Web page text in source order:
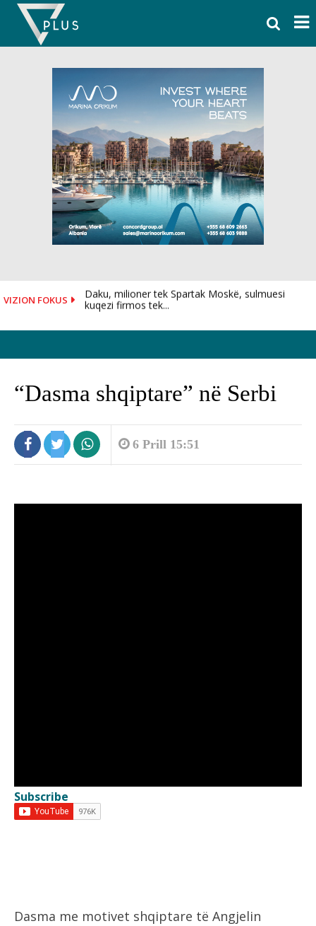
Skip
content
VIZION FOKUS
Daku, milioner tek Spartak Moskë, sulmuesi
kuqezi firmos tek...
“Dasma shqiptare” në Serbi
6 Prill 15:51
Subscribe
Dasma me motivet shqiptare të Angjelin